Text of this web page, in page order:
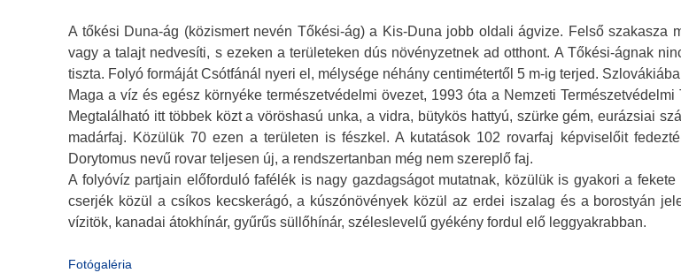
A tőkési Duna-ág (közismert nevén Tőkési-ág) a Kis-Duna jobb oldali ágvize. Felső szakasza
vagy a talajt nedvesíti, s ezeken a területeken dús növényzetnek ad otthont. A Tőkési-ágnak
tiszta. Folyó formáját Csótfánál nyeri el, mélysége néhány centimétertől 5 m-ig terjed.
Maga a víz és egész környéke természetvédelmi övezet, 1993 óta a Nemzeti
Megtalálható itt többek közt a vöröshasú unka, a vidra, bütykös hattyú, szürke gém, eurázsiai
madárfaj. Közülük 70 ezen a területen is fészkel. A kutatások 102 rovarfaj képviselőit
Dorytomus nevű rovar teljesen új, a rendszertanban még nem szereplő faj.
A folyóvíz partjain előforduló fafélék is nagy gazdagságot mutatnak, közülük is gyakori a
cserjék közül a csíkos kecskerágó, a kúszónövények közül az erdei iszalag és a borostyán
vízitök, kanadai átokhínár, gyűrűs süllőhínár, széleslevelű gyékény fordul elő leggyakrabban.
Fotógaléria